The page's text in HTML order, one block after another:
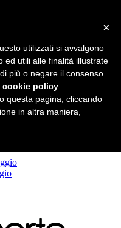
×
utilizzati si avvalgono
ed utili alle finalità illustrate
più o negare il consenso
cookie policy
questa pagina, cliccando
in altra maniera,